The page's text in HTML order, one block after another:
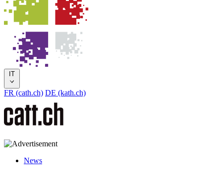
IT
FR (cath.ch) DE (kath.ch)
News